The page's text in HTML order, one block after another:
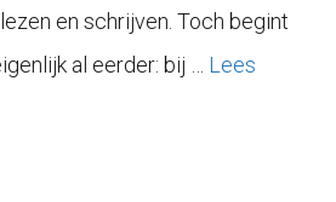
en schrijven. Toch begint
al eerder: bij … Lees